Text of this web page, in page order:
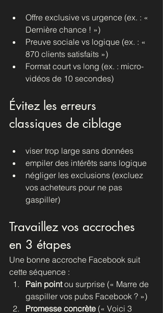
Offre exclusive vs urgence (ex. : «
Dernière chance ! »)
Preuve sociale vs logique (ex. : «
870 clients satisfaits »)
Format court vs long (ex. : micro-
vidéos de 10 secondes)
Évitez les erreurs
classiques de ciblage
viser trop large sans données
empiler des intérêts sans logique
négliger les exclusions (excluez
vos acheteurs pour ne pas
gaspiller)
Travaillez vos accroches
en 3 étapes
Une bonne accroche Facebook suit
cette séquence :
Pain point ou surprise (« Marre de
gaspiller vos pubs Facebook ? »)
Promesse concrète (« Voici 3